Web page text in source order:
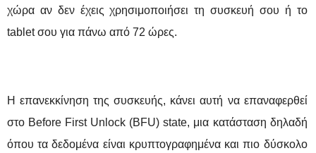
χώρα αν δεν έχεις χρησιμοποιήσει τη συσκευή σου ή το
tablet σου για πάνω από 72 ώρες.
Η επανεκκίνηση της συσκευής, κάνει αυτή να επαναφερθεί
στο Before First Unlock (BFU) state, μια κατάσταση δηλαδή
όπου τα δεδομένα είναι κρυπτογραφημένα και πιο δύσκολο